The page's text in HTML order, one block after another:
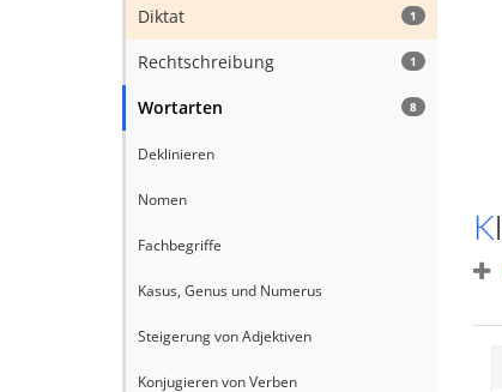
1
Diktat
1
Rechtschreibung
8
Wortarten
Deklinieren
Nomen
Fachbegriffe
Kasus, Genus und Numerus
Steigerung von Adjektiven
Konjugieren von Verben